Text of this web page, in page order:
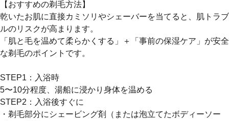
【おすすめの剃毛方法】
乾いたお肌に直接カミソリやシェーバーを当てると、肌トラブ
ルのリスクが高まります。
「肌と毛を温めて柔らかくする」＋「事前の保湿ケア」が安全
な剃毛のポイントです。
STEP1：入浴時
5〜10分程度、湯船に浸かり身体を温める
STEP2：入浴後すぐに
・剃毛部分にシェービング剤（または泡立てたボディーソー